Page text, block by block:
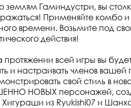
Гаминдустри, вы
Применяйте комбо и
времени. Возьмите под
действия!
всей игры вы
и настраивать членов вашей
свой стиль в
НОВЫХ персонажей,
из Ryukishi07 и